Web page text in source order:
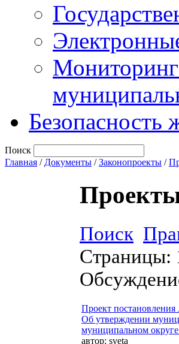
Мониторинг
Безопасность
Поиск
Главная / Документы /Законопроекты /
Поиск
Страницы:
Проект
Об утверждении
муниципальном
автор: sveta